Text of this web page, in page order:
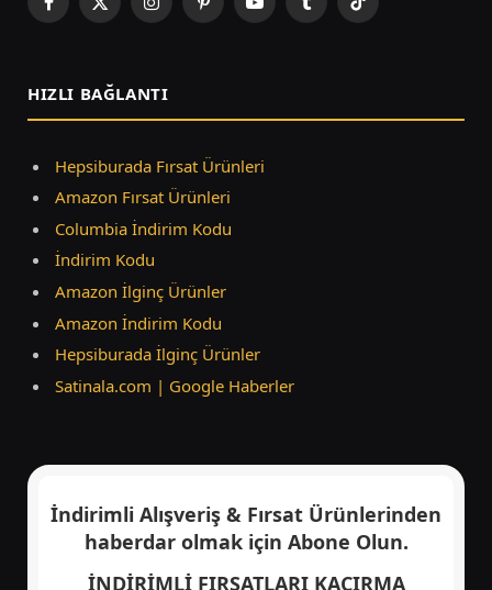
Facebook
X
InstagramPinterestYouTubeTumblrTikTok
HIZLI BAĞLANTI
Hepsiburada Fırsat Ürünleri
Amazon Fırsat Ürünleri
Columbia İndirim Kodu
İndirim Kodu
Amazon İlginç Ürünler
Amazon İndirim Kodu
Hepsiburada İlginç Ürünler
Satinala.com | Google Haberler
İndirimli Alışveriş & Fırsat Ürünlerinden
haberdar olmak için Abone Olun.
İNDİRİMLİ FIRSATLARI KAÇIRMA